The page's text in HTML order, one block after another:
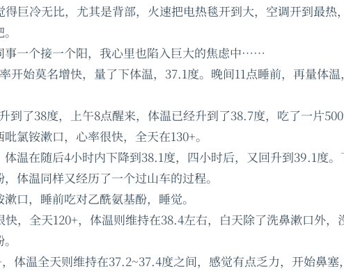
得巨冷无比，尤其是背部，火速把电热毯开到大，空调开到最热
事一个接一个阳，我心里也陷入巨大的焦虑中……
开始莫名增快，量了下体温，37.1度。晚间11点睡前，再量体
到了38度，上午8点醒来，体温已经升到了38.7度，吃了一片
氯铵漱口，心率很快，全天在130+。
温在随后4小时内下降到38.1度，四小时后，又回升到39.1度
体温同样又经历了一个过山车的过程。
口，睡前吃对乙酰氨基酚，睡觉。
快，全天120+，体温则维持在38.4左右，白天除了洗鼻漱口外，
体温全天则维持在37.2~37.4度之间，感觉有点乏力，开始鼻塞